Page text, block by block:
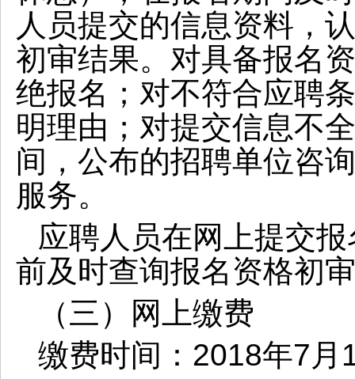
人员提交的信息资料，
初审结果。对具备报名
绝报名；对不符合应聘
明理由；对提交信息不
间，公布的招聘单位咨
服务。
应聘人员在网上提交
前及时查询报名资格初
（三）网上缴费
缴费时间： 2018年7